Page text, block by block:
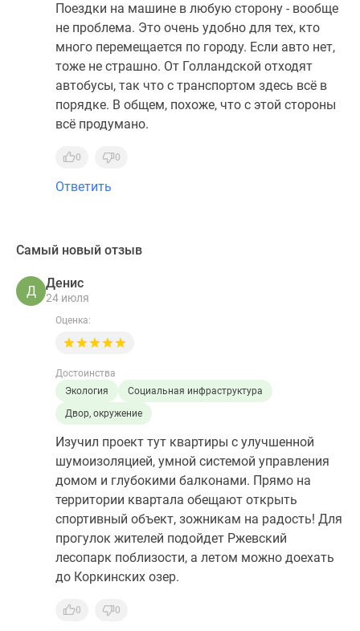
Поездки на машине в любую сторону - вообще
не проблема. Это очень удобно для тех, кто
много перемещается по городу. Если авто нет,
тоже не страшно. От Голландской отходят
автобусы, так что с транспортом здесь всё в
порядке. В общем, похоже, что с этой стороны
всё продумано.
0 0
Ответить
Самый новый отзыв
Д
Денис
24 июля
Оценка:
Достоинства
Экология
Социальная инфраструктура
Двор, окружение
Изучил проект тут квартиры с улучшенной
шумоизоляцией, умной системой управления
домом и глубокими балконами. Прямо на
территории квартала обещают открыть
спортивный объект, зожникам на радость! Для
прогулок жителей подойдет Ржевский
лесопарк поблизости, а летом можно доехать
до Коркинских озер.
0 0